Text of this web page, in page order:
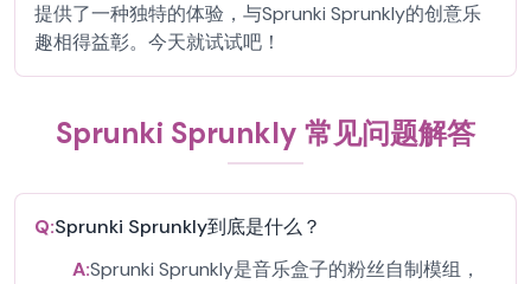
提供了一种独特的体验，与Sprunki Sprunkly的创意乐
趣相得益彰。今天就试试吧！
Sprunki Sprunkly 常见问题解答
Q:Sprunki Sprunkly到底是什么？
A:Sprunki Sprunkly是音乐盒子的粉丝自制模组，